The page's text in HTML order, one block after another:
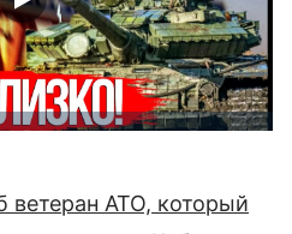
ветеран АТО, который